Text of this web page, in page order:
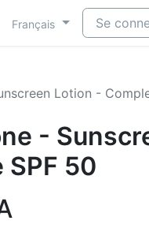
Français Se
Lotion -
-
50